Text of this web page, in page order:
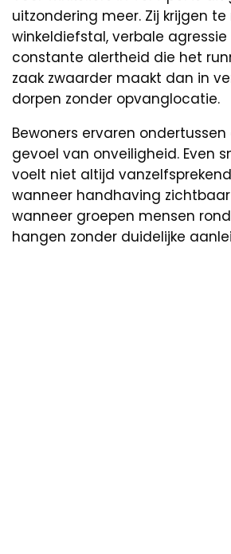
uitzondering meer. Zij krijgen
winkeldiefstal, verbale agressie
constante alertheid die het
zaak zwaarder maakt dan in
dorpen zonder opvanglocatie.
Bewoners ervaren
gevoel van onveiligheid. Even
voelt niet altijd
wanneer handhaving
wanneer groepen mensen
hangen zonder duidelijke